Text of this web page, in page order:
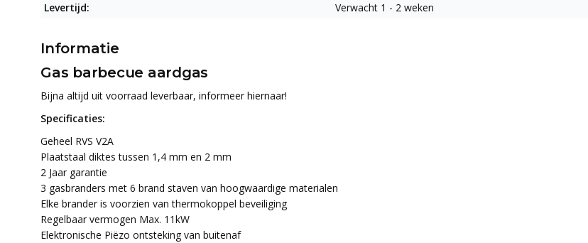
Levertijd:
Verwacht 1 - 2 weken
Informatie
Gas barbecue aardgas
Bijna altijd uit voorraad leverbaar, informeer hiernaar!
Specificaties:
Geheel RVS V2A
Plaatstaal diktes tussen 1,4 mm en 2 mm
2 Jaar garantie
3 gasbranders met 6 brand staven van hoogwaardige materialen
Elke brander is voorzien van thermokoppel beveiliging
Regelbaar vermogen Max. 11kW
Elektronische Piëzo ontsteking van buitenaf